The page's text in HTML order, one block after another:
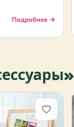
Подробнее →